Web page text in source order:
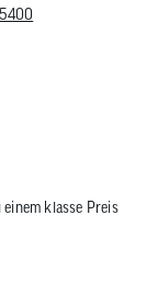
klasse Preis